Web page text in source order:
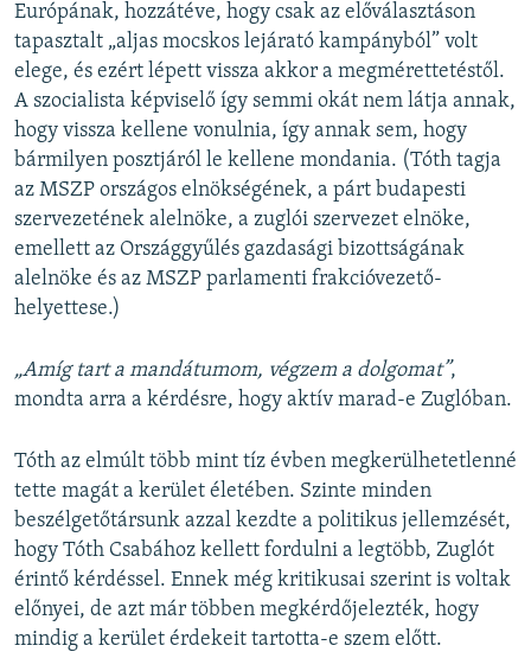
Európának, hozzátéve, hogy csak az előválasztáson
tapasztalt „aljas mocskos lejárató kampányból” volt
elege, és ezért lépett vissza akkor a megmérettetéstől.
A szocialista képviselő így semmi okát nem látja annak,
hogy vissza kellene vonulnia, így annak sem, hogy
bármilyen posztjáról le kellene mondania. (Tóth tagja
az MSZP országos elnökségének, a párt budapesti
szervezetének alelnöke, a zuglói szervezet elnöke,
emellett az Országgyűlés gazdasági bizottságának
alelnöke és az MSZP parlamenti frakcióvezető-
helyettese.)
„Amíg tart a mandátumom, végzem a dolgomat”,
mondta arra a kérdésre, hogy aktív marad-e Zuglóban.
Tóth az elmúlt több mint tíz évben megkerülhetetlenné
tette magát a kerület életében. Szinte minden
beszélgetőtársunk azzal kezdte a politikus jellemzését,
hogy Tóth Csabához kellett fordulni a legtöbb, Zuglót
érintő kérdéssel. Ennek még kritikusai szerint is voltak
előnyei, de azt már többen megkérdőjelezték, hogy
mindig a kerület érdekeit tartotta-e szem előtt.